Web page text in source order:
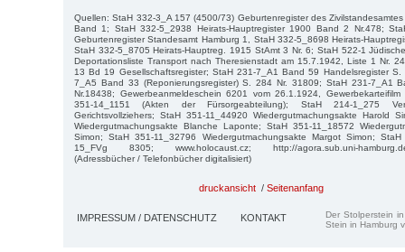
Quellen: StaH 332-3_A 157 (4500/73) Geburtenregister des
Band 1; StaH 332-5_2938 Heirats-Hauptregister 1900 Band 2 Nr.478;
Geburtenregister Standesamt Hamburg 1, StaH 332-5_8698 Heirats-
StaH 332-5_8705 Heirats-Hauptreg. 1915 StAmt 3 Nr. 6; StaH 522-1
Deportationsliste Transport nach Theresienstadt am 15.7.1942, Liste 1 Nr.
13 Bd 19 Gesellschaftsregister; StaH 231-7_A1 Band 59 Handelsregister
7_A5 Band 33 (Reponierungsregister) S. 284 Nr. 31809; StaH 231-7_A1
Nr.18438; Gewerbeanmeldeschein 6201 vom 26.1.1924,
351-14_1151 (Akten der Fürsorgeabteilung); StaH 214-1_275
Gerichtsvollziehers; StaH 351-11_44920 Wiedergutmachungsakte Harold
Wiedergutmachungsakte Blanche Laponte; StaH 351-11_18572
Simon; StaH 351-11_32796 Wiedergutmachungsakte Margot Simon;
15_FVg 8305; www.holocaust.cz; http://agora.sub.uni-hamburg.de/
(Adressbücher / Telefonbücher digitalisiert)
druckansicht / Seitenanfang
IMPRESSUM / DATENSCHUTZ KONTAKT
Der Stolperstein
Stein in Hamburg